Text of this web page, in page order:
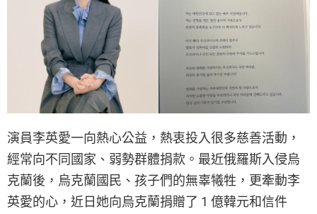
演員李英愛一向熱心公益，熱衷投入很多慈善活動，
經常向不同國家、弱勢群體捐款。最近俄羅斯入侵烏
克蘭後，烏克蘭國民、孩子們的無辜犧牲，更牽動李
英愛的心，近日她向烏克蘭捐贈了 1 億韓元和信件